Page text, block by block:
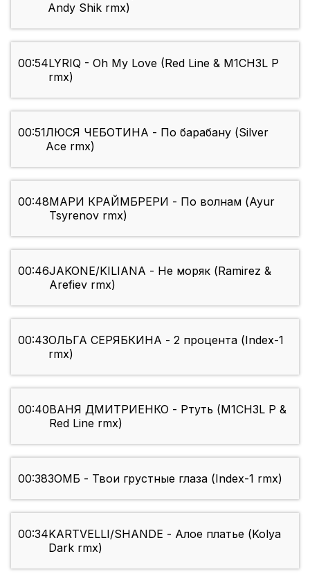
Andy Shik rmx)
00:54LYRIQ - Oh My Love (Red Line & M1CH3L P
rmx)
00:51ЛЮСЯ ЧЕБОТИНА - По барабану (Silver
Ace rmx)
00:48МАРИ КРАЙМБРЕРИ - По волнам (Ayur
Tsyrenov rmx)
00:46JAKONE/KILIANA - Не моряк (Ramirez &
Arefiev rmx)
00:43ОЛЬГА СЕРЯБКИНА - 2 процента (Index-1
rmx)
00:40ВАНЯ ДМИТРИЕНКО - Ртуть (M1CH3L P &
Red Line rmx)
00:38ЗОМБ - Твои грустные глаза (Index-1 rmx)
00:34KARTVELLI/SHANDE - Алое платье (Kolya
Dark rmx)